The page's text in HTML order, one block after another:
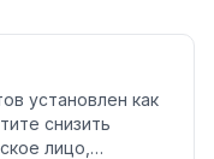
установлен как
снизить
лицо,